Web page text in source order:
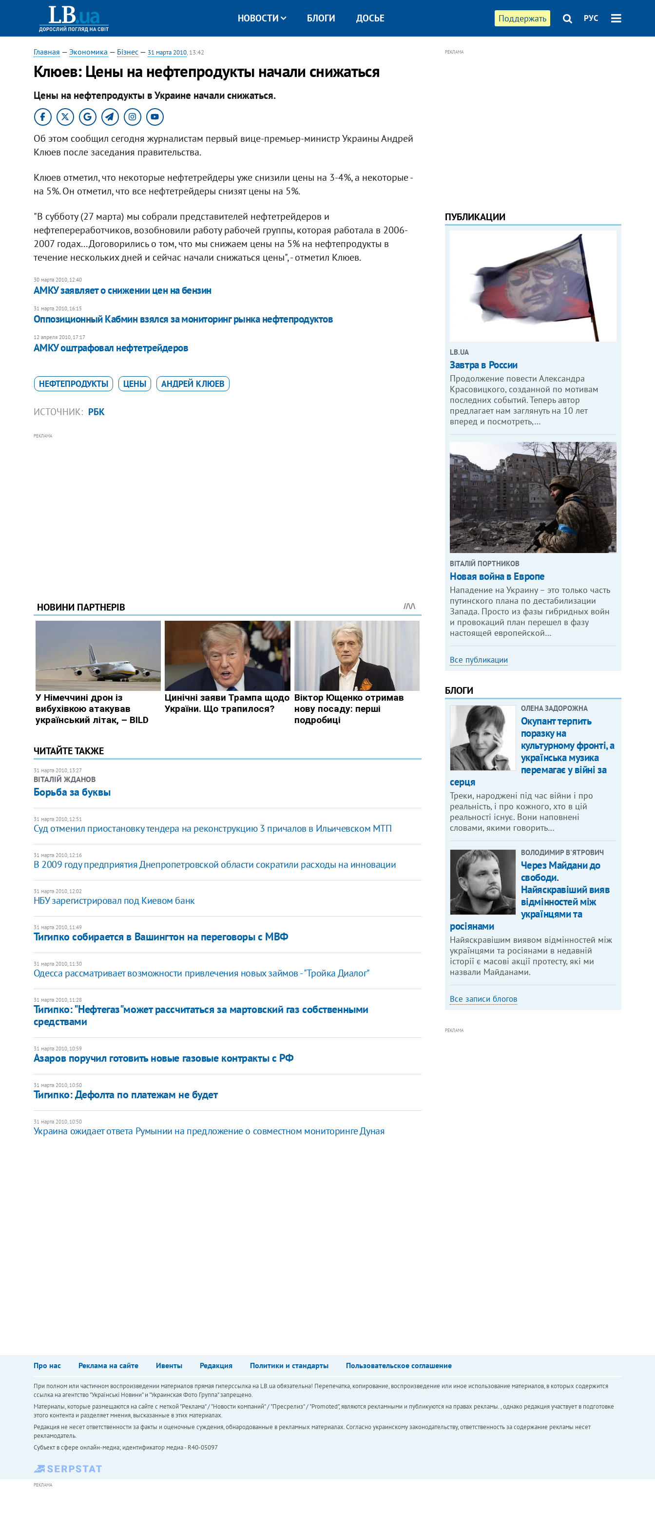
Поддержать РУС
НОВОСТИ БЛОГИ ДОСЬЕ
Главная — Экономика — Бізнес— 31 марта 2010, 13:42
Клюев: Цены на нефтепродукты начали снижаться
Цены на нефтепродукты в Украине начали снижаться.
Об этом сообщил сегодня журналистам первый вице-премьер-министр Украины Андрей
Клюев после заседания правительства.
Клюев отметил, что некоторые нефтетрейдеры уже снизили цены на 3-4%, а некоторые -
на 5%. Он отметил, что все нефтетрейдеры снизят цены на 5%.
"В субботу (27 марта) мы собрали представителей нефтетрейдеров и
нефтепереработчиков, возобновили работу рабочей группы, которая работала в 2006-
2007 годах... Договорились о том, что мы снижаем цены на 5% на нефтепродукты в
течение нескольких дней и сейчас начали снижаться цены", - отметил Клюев.
30 марта 2010, 12:40
АМКУ заявляет о снижении цен на бензин
31 марта 2010, 16:15
Оппозиционный Кабмин взялся за мониторинг рынка нефтепродуктов
12 апреля 2010, 17:17
АМКУ оштрафовал нефтетрейдеров
НЕФТЕПРОДУКТЫ ЦЕНЫ АНДРЕЙ КЛЮЕВ
ИСТОЧНИК: РБК
РЕКЛАМА
ЧИТАЙТЕ ТАКЖЕ
31 марта 2010, 13:27
ВІТАЛІЙ ЖДАНОВ
Борьба за буквы
31 марта 2010, 12:51
Суд отменил приостановку тендера на реконструкцию 3 причалов в Ильичевском МТП
31 марта 2010, 12:16
В 2009 году предприятия Днепропетровской области сократили расходы на инновации
31 марта 2010, 12:02
НБУ зарегистрировал под Киевом банк
31 марта 2010, 11:49
Тигипко собирается в Вашингтон на переговоры с МВФ
31 марта 2010, 11:30
Одесса рассматривает возможности привлечения новых займов - "Тройка Диалог"
31 марта 2010, 11:28
Тигипко: "Нефтегаз"может рассчитаться за мартовский газ собственными
средствами
31 марта 2010, 10:59
Азаров поручил готовить новые газовые контракты с РФ
31 марта 2010, 10:50
Тигипко: Дефолта по платежам не будет
31 марта 2010, 10:50
Украина ожидает ответа Румынии на предложение о совместном мониторинге Дуная
РЕКЛАМА
ПУБЛИКАЦИИ
LB.UA
Завтра в России
Продолжение повести Александра
Красовицкого, созданной по мотивам
последних событий. Теперь автор
предлагает нам заглянуть на 10 лет
вперед и посмотреть,…
ВІТАЛІЙ ПОРТНИКОВ
Новая война в Европе
Нападение на Украину – это только часть
путинского плана по дестабилизации
Запада. Просто из фазы гибридных войн
и провокаций план перешел в фазу
настоящей европейской…
Все публикации
БЛОГИ
ОЛЕНА ЗАДОРОЖНА
Окупант терпить
поразку на
культурному фронті, а
українська музика
перемагає у війні за
серця
Треки, народжені під час війни і про
реальність, і про кожного, хто в цій
реальності існує. Вони наповнені
словами, якими говорить…
ВОЛОДИМИР В'ЯТРОВИЧ
Через Майдани до
свободи.
Найяскравіший вияв
відмінностей між
українцями та
росіянами
Найяскравішим виявом відмінностей між
українцями та росіянами в недавній
історії є масові акції протесту, які ми
назвали Майданами.
Все записи блогов
РЕКЛАМА
Про нас Реклама на сайте Ивенты Редакция Политики и стандарты Пользовательское соглашение
При полном или частичном воспроизведении материалов прямая гиперссылка на LB.ua обязательна! Перепечатка, копирование, воспроизведение или иное использование материалов, в которых содержится
ссылка на агентство "Українськi Новини" и "Украинская Фото Группа" запрещено.
Материалы, которые размещаются на сайте с меткой "Реклама" / "Новости компаний" / "Пресрелиз" / "Promoted", являются рекламными и публикуются на правах рекламы. , однако редакция участвует в подготовке
этого контента и разделяет мнения, высказанные в этих материалах.
Редакция не несет ответственности за факты и оценочные суждения, обнародованные в рекламных материалах. Согласно украинскому законодательству, ответственность за содержание рекламы несет
рекламодатель.
Субъект в сфере онлайн-медиа; идентификатор медиа - R40-05097
РЕКЛАМА